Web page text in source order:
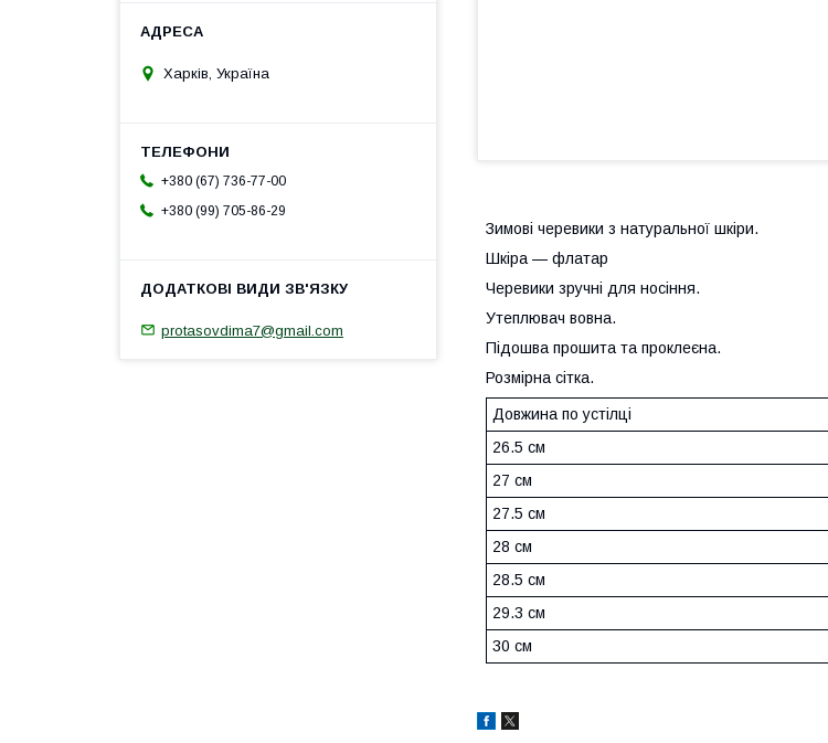
Зимові черевики з натуральної шкіри.
Шкіра — флатар
Черевики зручні для носіння.
Утеплювач вовна.
Підошва прошита та проклеєна.
Розмірна сітка.
Довжина по устілці
26.5 см
27 см
27.5 см
28 см
28.5 см
29.3 см
30 см
Харків, Україна
+380 (67) 736-77-00
+380 (99) 705-86-29
protasovdima7@gmail.com